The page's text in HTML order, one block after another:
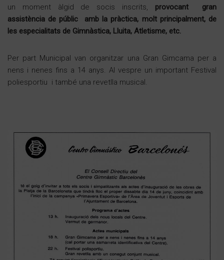
un moment àlgid de socis inscrits, provocant gran
assistència de públic amb la pràctica, molt principalment, de
les especialitats de Gimnàstica, Lluita, Atletisme, etc.
Per part Municipal van organitzar una Gran Gimcama per a
nens i nenes fins a 14 anys. Al vespre un important Festival
poliesportiu i també una revetlla musical.